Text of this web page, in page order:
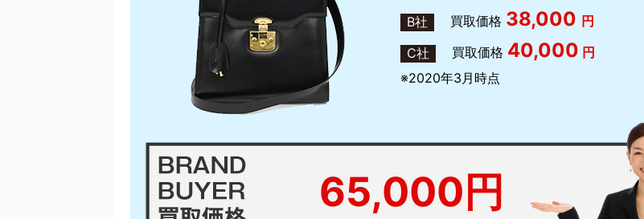
B社
買取価格 38,000 円
C社
買取価格 40,000 円
※2020年3月時点
65,000円